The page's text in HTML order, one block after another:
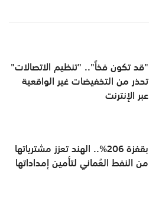
"قد تكون فخاً".. "تنظيم الاتصالات"
تحذر من التخفيضات غير الواقعية
عبر الإنترنت
بقفزة 206%.. الهند تعزز مشترياتها
من النفط العُماني لتأمين إمداداتها